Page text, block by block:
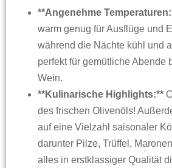
**Angenehme Temperaturen:
warm genug für Ausflüge und
während die Nächte kühl und
perfekt für gemütliche Abende
Wein.
**Kulinarische Highlights:**
des frischen Olivenöls!
auf eine Vielzahl saisonaler
darunter Pilze, Trüffel,
alles in erstklassiger Qualität